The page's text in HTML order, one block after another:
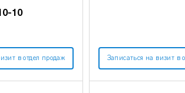
10
в отдел продаж Записаться на визит в